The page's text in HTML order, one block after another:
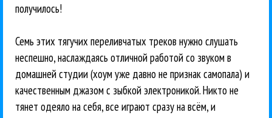
получилось!
Семь этих тягучих переливчатых треков нужно слушать
неспешно, наслаждаясь отличной работой со звуком в
домашней студии (хоум уже давно не признак самопала) и
качественным джазом с зыбкой электроникой. Никто не
тянет одеяло на себя, все играют сразу на всём, и